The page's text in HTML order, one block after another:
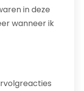
in deze
wanneer ik